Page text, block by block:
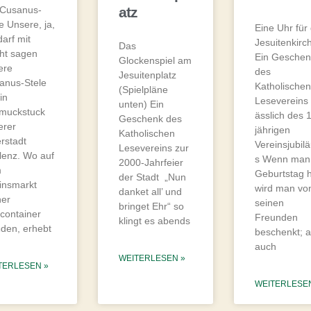
Unsere, ja,
mit
sagen
Stele
Wo auf
erhebt
»
atz
Das
Glockenspiel am
Jesuitenplatz
(Spielpläne
unten) Ein
Geschenk des
Katholischen
Lesevereins zur
2000-Jahrfeier
der Stadt „Nun
danket all’ und
bringet Ehr“ so
klingt es abends
WEITERLESEN »
Eine Uhr für
Ein
des
Katholischen
Lesevereins
ässlich des
jährigen
s Wenn man
Geburtstag
wird man
seinen
Freunden
beschenkt;
auch